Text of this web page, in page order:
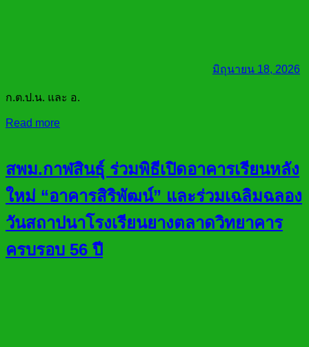
มิถุนายน 18, 2026
ก.ต.ป.น. และ อ.
Read more
สพม.กาฬสินธุ์ ร่วมพิธีเปิดอาคารเรียนหลัง
ใหม่ “อาคารสิริพัฒน์” และร่วมเฉลิมฉลอง
วันสถาปนาโรงเรียนยางตลาดวิทยาคาร
ครบรอบ 56 ปี